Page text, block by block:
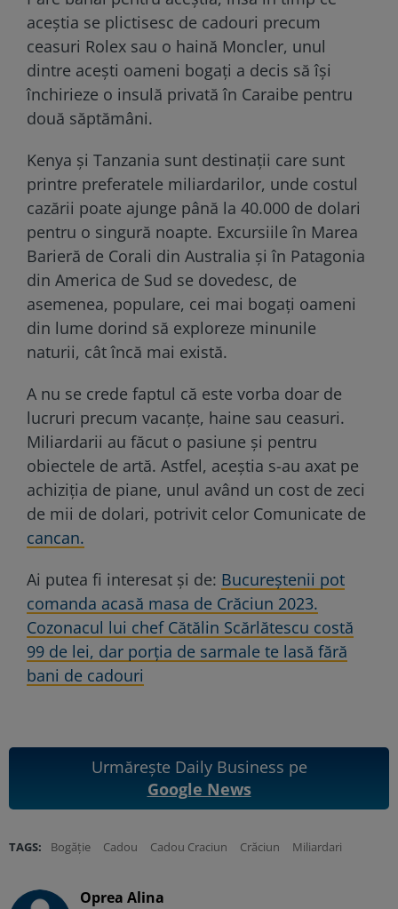
aceștia se plictisesc de cadouri precum
ceasuri Rolex sau o haină Moncler, unul
dintre acești oameni bogați a decis să își
închirieze o insulă privată în Caraibe pentru
două săptămâni.
Kenya și Tanzania sunt destinații care sunt
printre preferatele miliardarilor, unde costul
cazării poate ajunge până la 40.000 de dolari
pentru o singură noapte. Excursiile în Marea
Barieră de Corali din Australia și în Patagonia
din America de Sud se dovedesc, de
asemenea, populare, cei mai bogați oameni
din lume dorind să exploreze minunile
naturii, cât încă mai există.
A nu se crede faptul că este vorba doar de
lucruri precum vacanțe, haine sau ceasuri.
Miliardarii au făcut o pasiune și pentru
obiectele de artă. Astfel, aceștia s-au axat pe
achiziția de piane, unul având un cost de zeci
de mii de dolari, potrivit celor Comunicate de
cancan.
Ai putea fi interesat și de: Bucureștenii pot
comanda acasă masa de Crăciun 2023.
Cozonacul lui chef Cătălin Scărlătescu costă
99 de lei, dar porţia de sarmale te lasă fără
bani de cadouri
Urmărește Daily Business pe
Google News
TAGS: Bogăție Cadou Cadou Craciun Crăciun Miliardari
Oprea Alina